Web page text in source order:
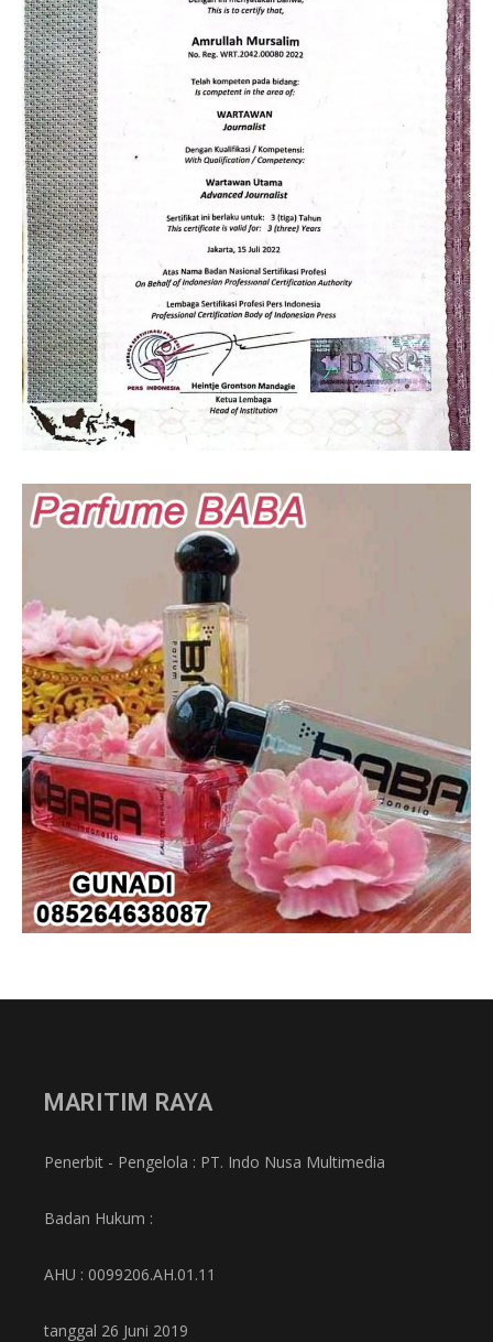
MARITIM RAYA
Penerbit - Pengelola : PT. Indo Nusa Multimedia
Badan Hukum :
AHU : 0099206.AH.01.11
tanggal 26 Juni 2019